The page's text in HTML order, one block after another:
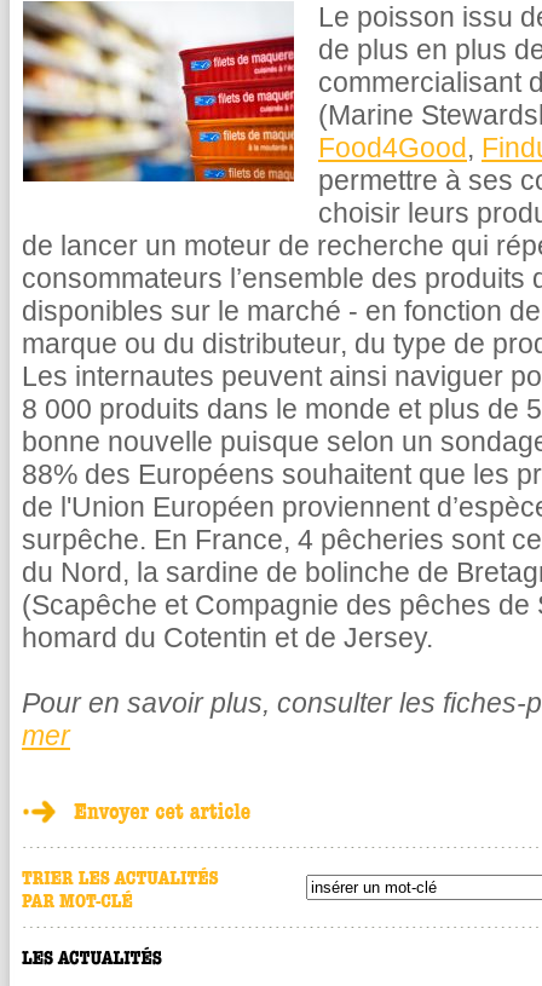
Le poisson issu
de plus en plus
commercialisant
(Marine
Food4Good,
permettre à ses
choisir leurs
de lancer un moteur de recherche qui
consommateurs l’ensemble des produits
disponibles sur le marché - en fonction
marque ou du distributeur, du type de
Les internautes peuvent ainsi naviguer
8 000 produits dans le monde et plus de
bonne nouvelle puisque selon un
88% des Européens souhaitent que les
de l'Union Européen proviennent
surpêche. En France, 4 pêcheries sont
du Nord, la sardine de bolinche de
(Scapêche et Compagnie des pêches
homard du Cotentin et de Jersey.
Pour en savoir plus, consulter les
mer